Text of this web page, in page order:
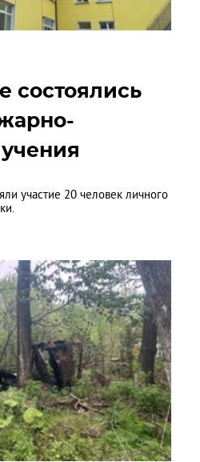
состоялись
участие 20 человек личного